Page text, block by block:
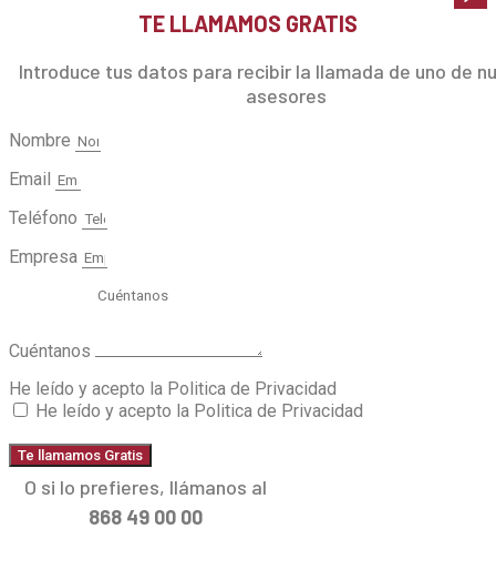
TE LLAMAMOS GRATIS
Introduce tus datos para recibir la llamada de uno de
asesores
Nombre
Email
Teléfono
Empresa
Cuéntanos
He leído y acepto la Politica de Privacidad
He leído y acepto la Politica de Privacidad
Te llamamos Gratis
O si lo prefieres, llámanos al
868 49 00 00